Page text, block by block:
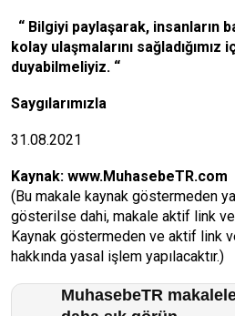
“ Bilgiyi paylaşarak, insanların
kolay ulaşmalarını sağladığımız
duyabilmeliyiz. “
Saygılarımızla
31.08.2021
Kaynak: www.MuhasebeTR.com
(Bu makale kaynak göstermeden
gösterilse dahi, makale aktif link
Kaynak göstermeden ve aktif link
hakkında yasal işlem yapılacaktır.)
MuhasebeTR